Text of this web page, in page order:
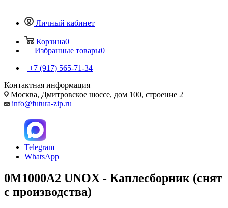
Личный кабинет
Корзина0
Избранные товары0
+7 (917) 565-71-34
Контактная информация
Москва, Дмитровское шоссе, дом 100, строение 2
info@futura-zip.ru
Telegram
WhatsApp
0M1000A2 UNOX - Каплесборник (снят
с производства)